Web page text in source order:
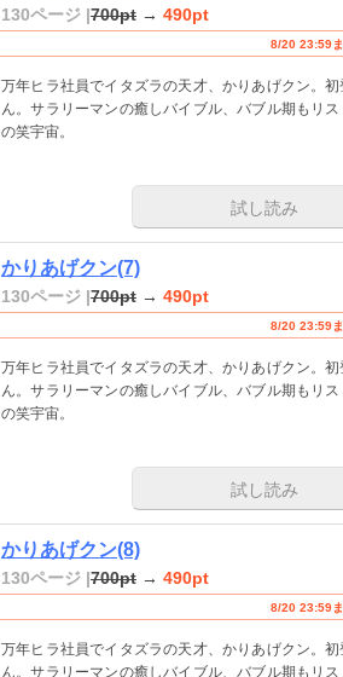
130ページ |700pt → 490pt
8/20 23:59
万年ヒラ社員でイタズラの天才、かりあげクン。
ん。サラリーマンの癒しバイブル、バブル期もリ
の笑宇宙。
試し読み
かりあげクン(7)
130ページ |700pt → 490pt
8/20 23:59
万年ヒラ社員でイタズラの天才、かりあげクン。
ん。サラリーマンの癒しバイブル、バブル期もリ
の笑宇宙。
試し読み
かりあげクン(8)
130ページ |700pt → 490pt
8/20 23:59
万年ヒラ社員でイタズラの天才、かりあげクン。
ん。サラリーマンの癒しバイブル、バブル期もリ